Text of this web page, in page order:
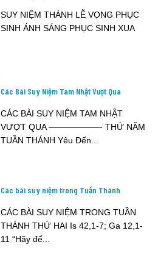
SUY NIỆM THÁNH LỄ VỌNG PHỤC
SINH ÁNH SÁNG PHỤC SINH XUA
Các Bài Suy Niệm Tam Nhật Vượt Qua
CÁC BÀI SUY NIỆM TAM NHẬT
VƯỢT QUA ——————- THỨ NĂM
TUẦN THÁNH Yêu Đến...
Các bài suy niệm trong Tuần Thánh
CÁC BÀI SUY NIỆM TRONG TUẦN
THÁNH THỨ HAI Is 42,1-7; Ga 12,1-
11 “Hãy để...